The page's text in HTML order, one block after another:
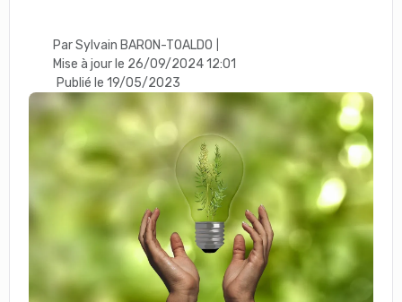
Par Sylvain BARON-TOALDO
Mise à jour le 26/09/2024 12:01
Publié le 19/05/2023